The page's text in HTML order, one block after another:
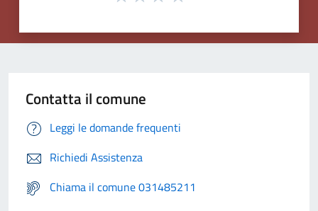
Contatta il comune
Leggi le domande frequenti
Richiedi Assistenza
Chiama il comune 031485211